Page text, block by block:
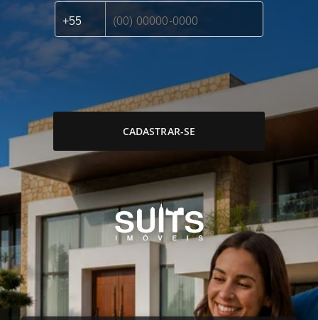
CADASTRAR-SE